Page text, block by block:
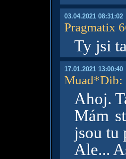
03.04.2021 08:31:02
Pragmatix
Ty jsi
17.01.2021 13:00:40
Muad*Dib:
Ahoj.
Mám
jsou tu
Ale...